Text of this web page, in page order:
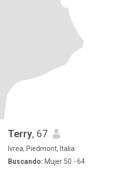
Terry, 67
Ivrea, Piedmont, Italia
Buscando: Mujer 50 - 64